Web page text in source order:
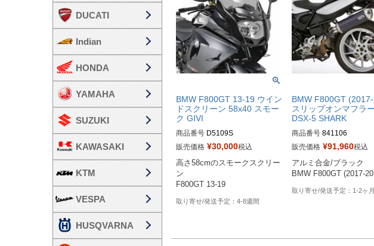
DUCATI
Indian
HONDA
YAMAHA
SUZUKI
KAWASAKI
KTM
VESPA
HUSQVARNA
BMW F800GT 13-19 ウイン
ドスクリーン 58x40 スモー
ク GIVI
商品番号 D5109S
販売価格 ¥30,000税込
高さ58cmのスモークスクリー
ン
F800GT 13-19
4-8週間
BMW F800GT
スリップオンマフラ
DSX-5 SHARK
商品番号 841106
販売価格 ¥91,960税込
アルミ合金/ブラック
BMW F800GT (2017-
1-2ヶ月